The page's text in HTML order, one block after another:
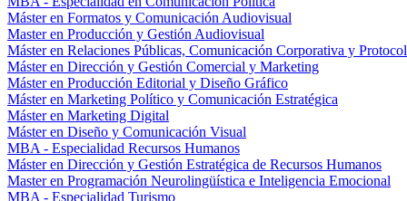
Máster en Formatos y Comunicación Audiovisual
Master en Producción y Gestión Audiovisual
Máster en Relaciones Públicas, Comunicación Corporativa y
Máster en Dirección y Gestión Comercial y Marketing
Máster en Producción Editorial y Diseño Gráfico
Máster en Marketing Político y Comunicación Estratégica
Máster en Marketing Digital
Máster en Diseño y Comunicación Visual
MBA - Especialidad Recursos Humanos
Máster en Dirección y Gestión Estratégica de Recursos Humanos
Master en Programación Neurolingüística e Inteligencia Emocional
MBA - Especialidad Turismo